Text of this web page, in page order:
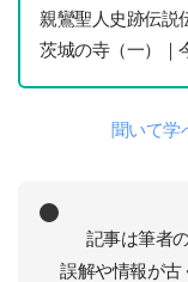
親鸞聖人史跡伝説
茨城の寺（一）｜
聞いて学
記事は筆者
誤解や情報が古